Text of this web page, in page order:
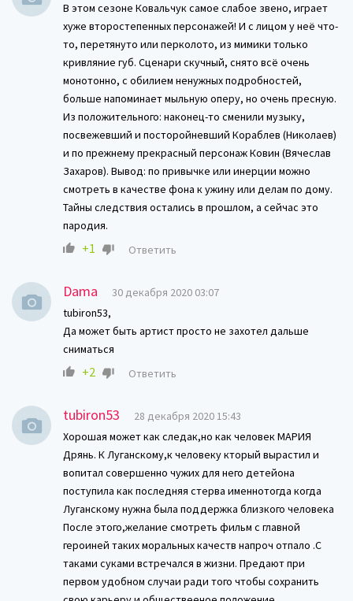
В этом сезоне Ковальчук самое слабое звено, играет
хуже второстепенных персонажей! И с лицом у неё что-
то, перетянуто или перколото, из мимики только
кривляние губ. Сценари скучный, снято всё очень
монотонно, с обилием ненужных подробностей,
больше напоминает мыльную оперу, но очень пресную.
Из положительного: наконец-то сменили музыку,
посвежевший и посторойневший Кораблев (Николаев)
и по прежнему прекрасный персонаж Ковин (Вячеслав
Захаров). Вывод: по привычке или инерции можно
смотреть в качестве фона к ужину или делам по дому.
Тайны следствия остались в прошлом, а сейчас это
пародия.
+1 Ответить
Dama
30 декабря 2020 03:07
tubiron53,
Да может быть артист просто не захотел дальше
сниматься
+2 Ответить
tubiron53
28 декабря 2020 15:43
Хорошая может как следак,но как человек МАРИЯ
Дрянь. К Луганскому,к человеку кторый вырастил и
вопитал совершенно чужих для него детейона
поступила как последняя стерва именнотогда когда
Луганскому нужна была поддержка близкого человека
После этого,желание смотреть фильм с главной
героиней таких моральных качеств напроч отпало .С
таками суками встречался в жизни. Предают при
первом удобном случаи ради того чтобы сохранить